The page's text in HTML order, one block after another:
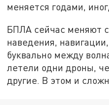
меняется годами,
БПЛА сейчас меняют
наведения,
буквально между
летели одни дроны,
другие. В этом и